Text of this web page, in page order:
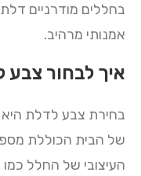
בחללים מודרניים
אמנותי מרהיב.
איך לבחור צבע
בחירת צבע לדלת
של הבית הכוללת
העיצובי של החלל